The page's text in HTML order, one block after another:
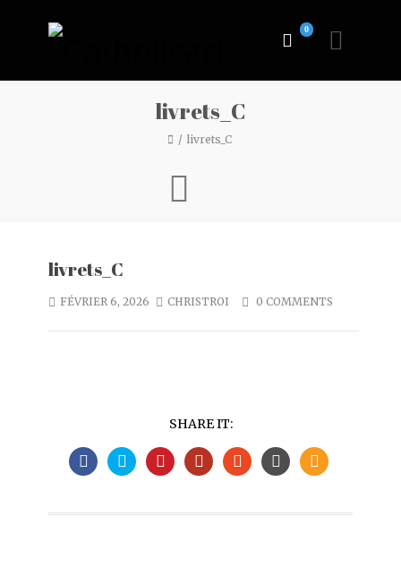
0
livrets_C
livrets_C
livrets_C
FÉVRIER 6, 2026 CHRISTROI 0 COMMENTS
SHARE IT: